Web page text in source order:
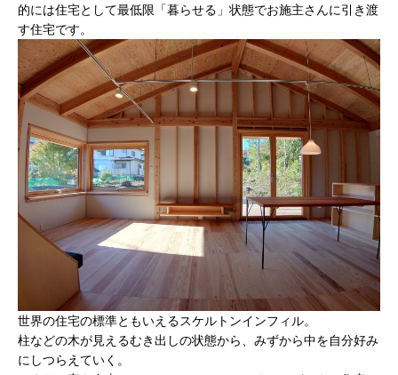
的には住宅として最低限「暮らせる」状態でお施主さんに引き渡
す住宅です。
世界の住宅の標準ともいえるスケルトンインフィル。
柱などの木が見えるむき出しの状態から、みずから中を自分好み
にしつらえていく。